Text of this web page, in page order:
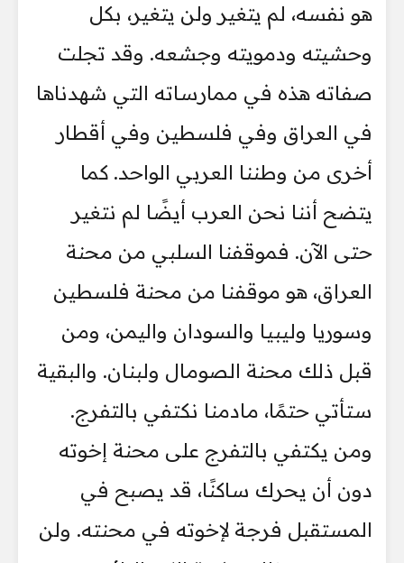
هو نفسه، لم يتغير ولن يتغير، بكل
وحشيته ودمويته وجشعه. وقد تجلت
صفاته هذه في ممارساته التي شهدناها
في العراق وفي فلسطين وفي أقطار
أخرى من وطننا العربي الواحد. كما
يتضح أننا نحن العرب أيضًا لم نتغير
حتى الآن. فموقفنا السلبي من محنة
العراق، هو موقفنا من محنة فلسطين
وسوريا وليبيا والسودان واليمن، ومن
قبل ذلك محنة الصومال ولبنان. والبقية
ستأتي حتمًا، مادمنا نكتفي بالتفرج.
ومن يكتفي بالتفرج على محنة إخوته
دون أن يحرك ساكنًا، قد يصبح في
المستقبل فرجة لإخوته في محنته. ولن